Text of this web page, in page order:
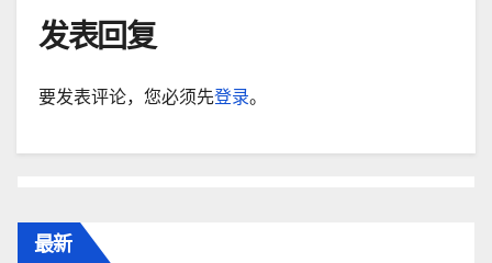
发表回复
要发表评论，您必须先登录。
最新